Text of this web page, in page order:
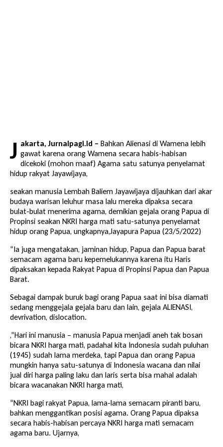
J akarta, Jurnalpagi.id – Bahkan Alienasi di Wamena lebih
gawat karena orang Wamena secara habis-habisan
dicekoki (mohon maaf) Agama satu satunya penyelamat
hidup rakyat Jayawijaya,
seakan manusia Lembah Baliem Jayawijaya dijauhkan dari akar
budaya warisan leluhur masa lalu mereka dipaksa secara
bulat-bulat menerima agama, demikian gejala orang Papua di
Propinsi seakan NKRI harga mati satu-satunya penyelamat
hidup orang Papua, ungkapnya,Jayapura Papua (23/5/2022)
“Ia juga mengatakan, jaminan hidup, Papua dan Papua barat
semacam agama baru kepemelukannya karena itu Haris
dipaksakan kepada Rakyat Papua di Propinsi Papua dan Papua
Barat.
Sebagai dampak buruk bagi orang Papua saat ini bisa diamati
sedang menggejala gejala baru dan lain, gejala ALIENASI,
devrivation, dislocation.
,”Hari ini manusia – manusia Papua menjadi aneh tak bosan
bicara NKRI harga mati, padahal kita Indonesia sudah puluhan
(1945) sudah lama merdeka, tapi Papua dan orang Papua
mungkin hanya satu-satunya di Indonesia wacana dan nilai
jual diri harga paling laku dan laris serta bisa mahal adalah
bicara wacanakan NKRI harga mati,
“NKRI bagi rakyat Papua, lama-lama semacam piranti baru,
bahkan menggantikan posisi agama. Orang Papua dipaksa
secara habis-habisan percaya NKRI harga mati semacam
agama baru. Ujarnya,